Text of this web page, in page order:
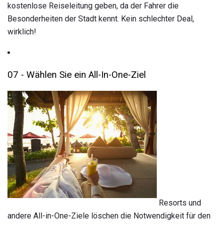
kostenlose Reiseleitung geben, da der Fahrer die
Besonderheiten der Stadt kennt. Kein schlechter Deal,
wirklich!
07 - Wählen Sie ein All-In-One-Ziel
Resorts und
andere All-in-One-Ziele löschen die Notwendigkeit für den